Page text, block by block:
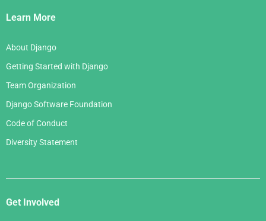
Links
Learn More
About Django
Getting Started with Django
Team Organization
Django Software Foundation
Code of Conduct
Diversity Statement
Get Involved